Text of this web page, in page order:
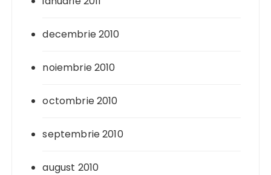
decembrie 2010
noiembrie 2010
octombrie 2010
septembrie 2010
august 2010